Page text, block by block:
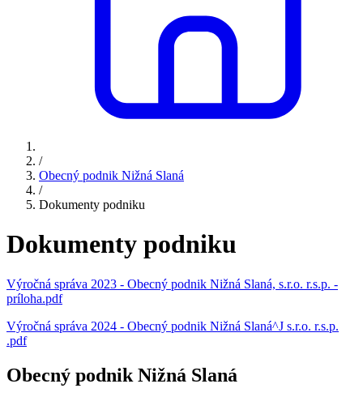
/
Obecný podnik Nižná Slaná
/
Dokumenty podniku
Dokumenty podniku
Výročná správa 2023 - Obecný podnik Nižná Slaná, s.r.o. r.s.p. -
príloha.pdf
Výročná správa 2024 - Obecný podnik Nižná Slaná^J s.r.o. r.s.p.
.pdf
Obecný podnik Nižná Slaná